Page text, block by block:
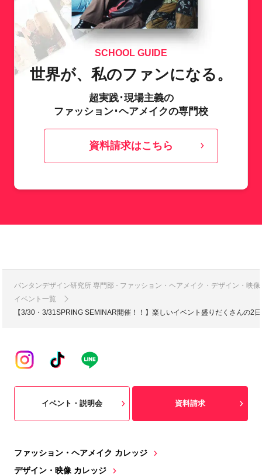
SCHOOL GUIDE
世界が、私のファンになる。
超実践･現場主義の
ファッション･ヘアメイクの専門校
資料請求はこちら
バンタンデザイン研究所 専門部 - ファッション・ヘアメイク・デザイン・映
イベント一覧
【3/30・3/31SPRING SEMINAR開催！！】楽しいイベント盛りだくさんの2
ファッション・ヘアメイク カレッジ
デザイン・映像 カレッジ
イベント・説明会 資料請求